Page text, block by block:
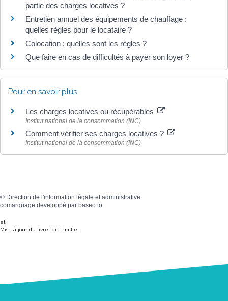
partie des charges locatives ?
Entretien annuel des équipements de chauffage :
quelles règles pour le locataire ?
Colocation : quelles sont les règles ?
Que faire en cas de difficultés à payer son loyer ?
Pour en savoir plus
Les charges locatives ou récupérables
Institut national de la consommation (INC)
Comment vérifier ses charges locatives ?
Institut national de la consommation (INC)
© Direction de l'information légale et administrative
comarquage developpé par baseo.io
et
Mise à jour du livret de famille :